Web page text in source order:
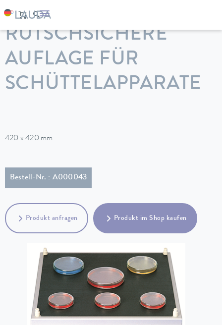
LAUDA Temperiergeräte
RUTSCHSICHERE
AUFLAGE FÜR
SCHÜTTELAPPARATE
420 x 420 mm
Bestell-Nr. : A000043
Produkt anfragen Produkt im Shop kaufen